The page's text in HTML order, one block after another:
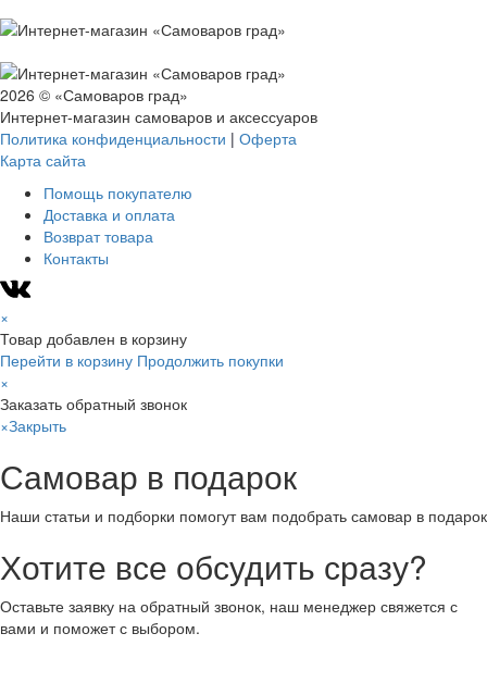
2026 © «Самоваров град»
Интернет-магазин самоваров и аксессуаров
Политика конфиденциальности | Оферта
Карта сайта
Помощь покупателю
Доставка и оплата
Возврат товара
Контакты
×
Товар добавлен в корзину
Перейти в корзину Продолжить покупки
×
Заказать обратный звонок
×Закрыть
Самовар в подарок
Наши статьи и подборки помогут вам подобрать самовар в подарок
Хотите все обсудить сразу?
Оставьте заявку на обратный звонок, наш менеджер свяжется с
вами и поможет с выбором.